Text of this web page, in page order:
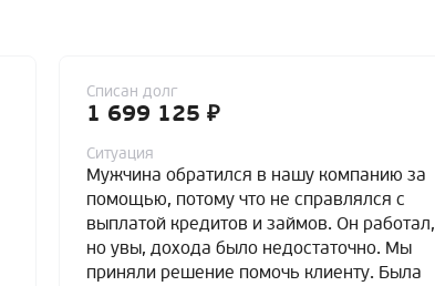
Списан долг
1 699 125 ₽
Ситуация
Мужчина обратился в нашу компанию за
помощью, потому что не справлялся с
выплатой кредитов и займов. Он работал,
но увы, дохода было недостаточно. Мы
приняли решение помочь клиенту. Была